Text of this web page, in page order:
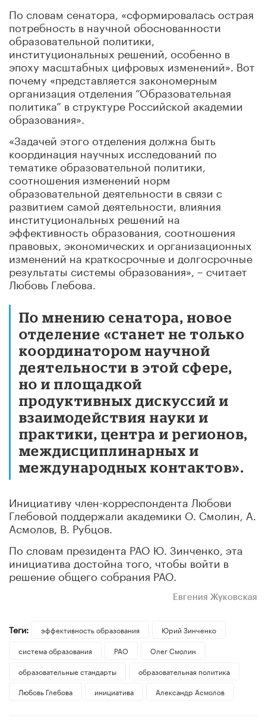
По словам сенатора, «сформировалась острая
потребность в научной обоснованности
образовательной политики,
институциональных решений, особенно в
эпоху масштабных цифровых изменений». Вот
почему «представляется закономерным
организация отделения “Образовательная
политика” в структуре Российской академии
образования».
«Задачей этого отделения должна быть
координация научных исследований по
тематике образовательной политики,
соотношения изменений норм
образовательной деятельности в связи с
развитием самой деятельности, влияния
институциональных решений на
эффективность образования, соотношения
правовых, экономических и организационных
изменений на краткосрочные и долгосрочные
результаты системы образования», – считает
Любовь Глебова.
По мнению сенатора, новое
отделение «станет не только
координатором научной
деятельности в этой сфере,
но и площадкой
продуктивных дискуссий и
взаимодействия науки и
практики, центра и регионов,
междисциплинарных и
международных контактов».
Инициативу член-корреспондента Любови
Глебовой поддержали академики О. Смолин, А.
Асмолов, В. Рубцов.
По словам президента РАО Ю. Зинченко, эта
инициатива достойна того, чтобы войти в
решение общего собрания РАО.
Евгения Жуковская
Теги: эффективность образования
Юрий Зинченко
система образования
РАО
Олег Смолин
образовательные стандарты
образовательная политика
Любовь Глебова
инициатива Александр Асмолов